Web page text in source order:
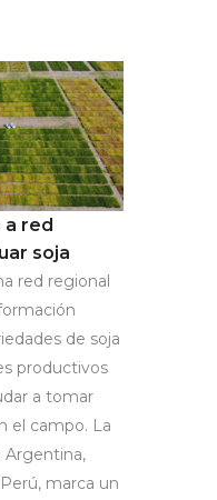
a red
soja
red regional
de soja
productivos
a tomar
el campo. La
Argentina,
marca un